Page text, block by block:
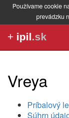
Používame cookie
prevádzku
+ ipil.sk
Vreya
Príbalový
Súhrn